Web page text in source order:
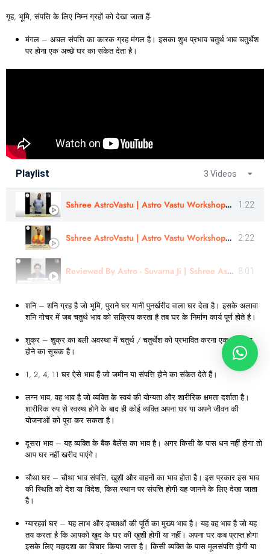
गृह, भूमि, संपत्ति के लिए निम्न ग्रहों को देखा जाता हैं-
मंगल – अचल संपत्ति का कारक ग्रह मंगल है। इसका शुभ प्रभाव चतुर्थ भाव चतुर्थेश
पर होना एक अच्छे घर का संकेत देता है।
Playlist 3 Videos
Sshree AstroVastu | Astro Vastu Workshop | Review | Dr. Arun 1:22
Sshree AstroVastu | Astro Vastu Workshop | Review |Astrologer Rajendra Singh | Uttarakhand 2:22
Reviewed By Astro - Suvarna Ji | Sshree Astro Vastu 8:01
शनि – शनि ग्रह है जो भूमि, पुराने घर यानी पुनर्खरीद वाला घर देता है। इसके अलावा
शनि गोचर में जब चतुर्थ भाव को सक्रिय करता है तब घर के निर्माण कार्य पूर्ण होते है।
शुक्र – शुक्र का बली अवस्था में चतुर्थ / चतुर्थेश को प्रभावित करना एक भव्य घर
होने का सूचक है।
1, 2, 4, 11 घर ऐसे भाव हैं जो जमीन या संपत्ति होने का संकेत देते हैं।
लग्न भाव, वह भाव है जो व्यक्ति के स्वयं की योग्यता और शारीरिक क्षमता दर्शाता है।
शारीरिक रुप से स्वस्थ होने के बाद ही कोई व्यक्ति अपना घर या अपने जीवन की
योजनाओं को पूरा कर सकता है।
दूसरा भाव – यह व्यक्ति के बैंक बैलेंस का भाव है। अगर किसी के पास धन नहीं होगा तो
आप घर नहीं खरीद पाएंगे।
चौथा घर – चौथा भाव संपत्ति, खुशी और वाहनों का भाव होता है। इस प्रकार इस भाव
की स्थिति को देश या विदेश, किस स्थान पर संपत्ति होगी यह जानने के लिए देखा जाता
है।
ग्यारहवां घर – यह लाभ और इच्छाओं की पूर्ति का मुख्य भाव है। यह वह भाव है जो यह
तय करता है कि आपको खुद के घर की खुशी होगी या नहीं। अपना घर कब प्राप्त होगा
इसके लिए महादशा का विचार किया जाता है। किसी व्यक्ति के पास मूलसंपत्ति होगी या